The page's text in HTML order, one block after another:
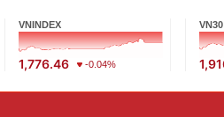
VNINDEX
1,776.46 -0.04%
VN30